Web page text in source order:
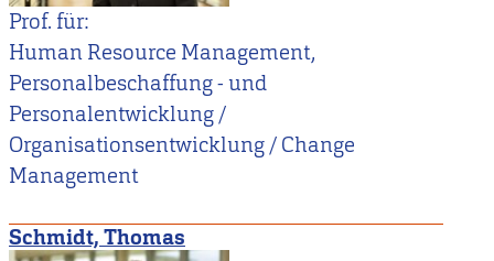
Prof. für:
Human Resource Management,
Personalbeschaffung - und
Personalentwicklung /
Organisationsentwicklung / Change
Management
Schmidt, Thomas